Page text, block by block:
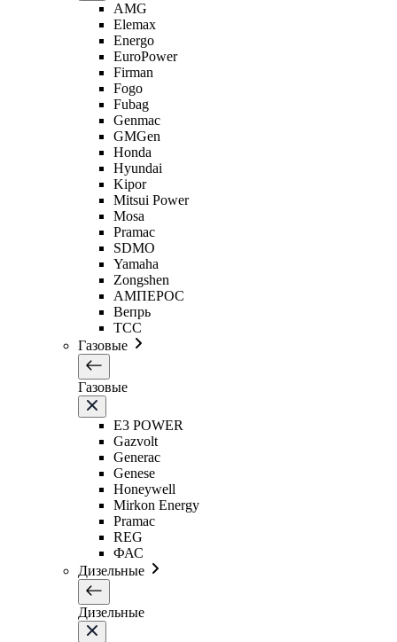
AMG
Elemax
Energo
EuroPower
Firman
Fogo
Fubag
Genmac
GMGen
Honda
Hyundai
Kipor
Mitsui Power
Mosa
Pramac
SDMO
Yamaha
Zongshen
АМПЕРОС
Вепрь
ТСС
Газовые
Газовые
E3 POWER
Gazvolt
Generac
Genese
Honeywell
Mirkon Energy
Pramac
REG
ФАС
Дизельные
Дизельные